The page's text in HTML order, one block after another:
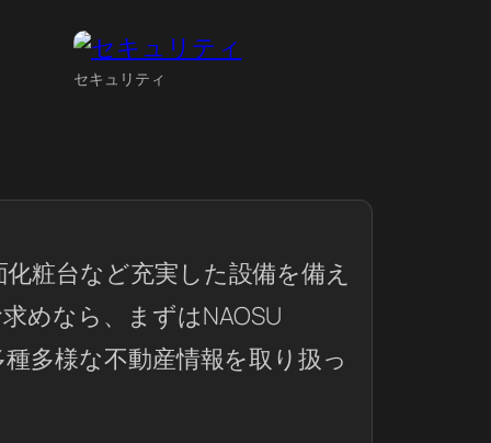
セキュリティ
粧台など充実した設備を備え
めなら、まずはNAOSU
多様な不動産情報を取り扱っ